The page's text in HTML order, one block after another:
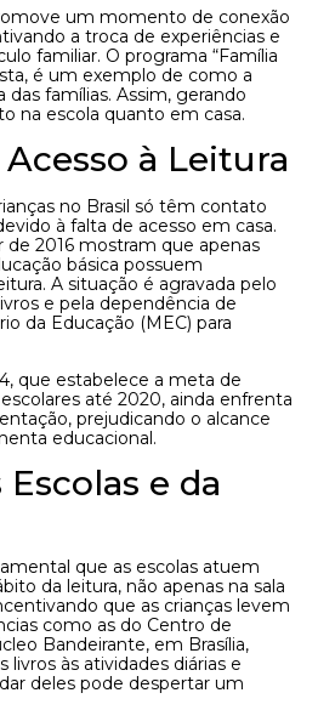
um momento de conexão
a troca de experiências e
familiar. O programa “Família
é um exemplo de como a
famílias. Assim, gerando
na escola quanto em casa.
à Leitura
no Brasil só têm contato
à falta de acesso em casa.
de 2016 mostram que apenas
básica possuem
A situação é agravada pelo
e pela dependência de
da Educação (MEC) para
que estabelece a meta de
até 2020, ainda enfrenta
prejudicando o alcance
educacional.
e da
que as escolas atuem
da leitura, não apenas na sala
que as crianças levem
como as do Centro de
Bandeirante, em Brasília,
às atividades diárias e
deles pode despertar um